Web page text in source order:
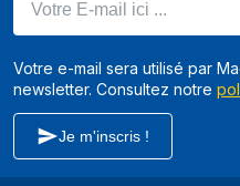
Couleur du produit Noir
Parties lavables au
Votre e-mail sera utilisé par
newsletter. Consultez notre
Je m'inscris !